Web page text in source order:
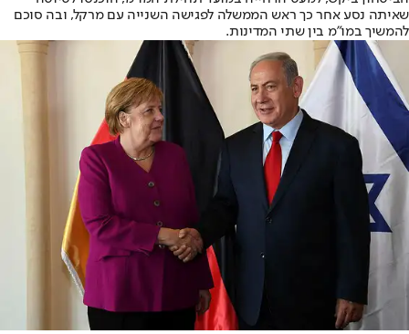
שאיתה נסע אחר כך ראש הממשלה לפגישה השנייה עם מרקל, ובה סוכם
להמשיך במו"מ בין שתי המדינות.